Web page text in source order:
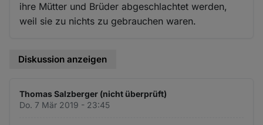
ihre Mütter und Brüder abgeschlachtet werden,
weil sie zu nichts zu gebrauchen waren.
Diskussion anzeigen
Thomas Salzberger (nicht überprüft)
Do. 7 Mär 2019 - 23:45